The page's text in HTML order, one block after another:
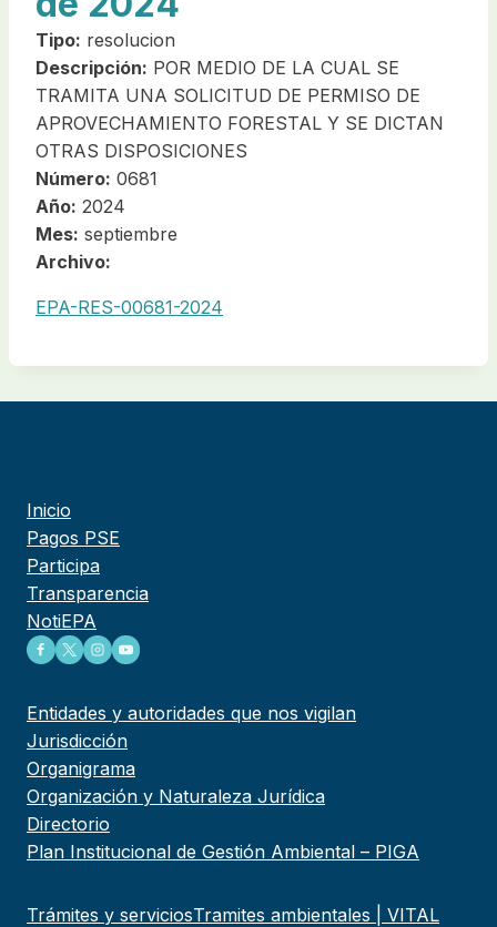
Tipo: resolucion
Descripción: POR MEDIO DE LA CUAL SE
TRAMITA UNA SOLICITUD DE PERMISO DE
APROVECHAMIENTO FORESTAL Y SE DICTAN
OTRAS DISPOSICIONES
Número: 0681
Año: 2024
Mes: septiembre
Archivo:
EPA-RES-00681-2024
Inicio
Pagos PSE
Participa
Transparencia
NotiEPA
Entidades y autoridades que nos vigilan
Jurisdicción
Organigrama
Organización y Naturaleza Jurídica
Directorio
Plan Institucional de Gestión Ambiental – PIGA
Trámites y serviciosTramites ambientales | VITAL